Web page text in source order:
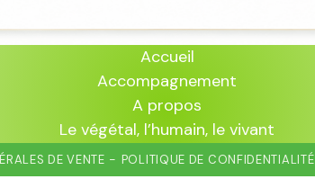
Accueil
Accompagnement
A propos
Le végétal, l’humain, le vivant
DE VENTE POLITIQUE DE CONFIDENTIALITÉ